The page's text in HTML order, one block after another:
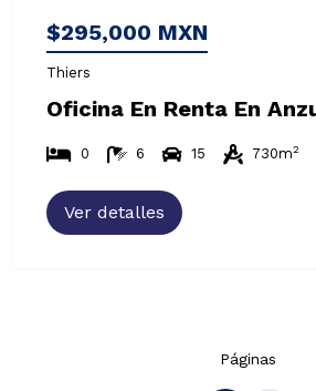
$295,000 MXN
Thiers
0 6 15 730m2
Ver detalles
Páginas